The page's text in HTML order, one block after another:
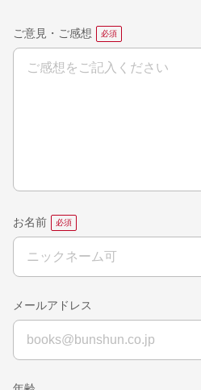
ご意見・ご感想
お名前
メールアドレス